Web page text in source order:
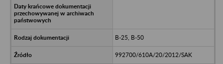
B-25, B-50
992700/610A/20/2012/SAK